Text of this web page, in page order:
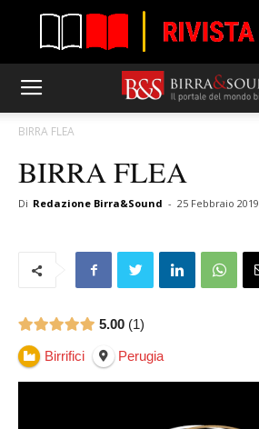
BIRRA FLEA
BIRRA FLEA
Di Redazione Birra&Sound - 25 Febbraio 2019
5.00 1
Birrifici Perugia